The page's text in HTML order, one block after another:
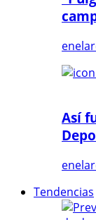
Así
Tendencias